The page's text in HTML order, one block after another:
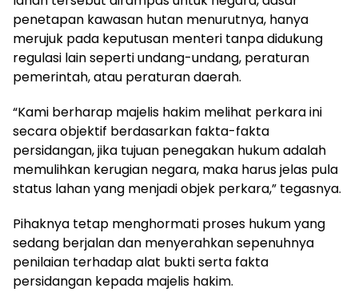
penetapan kawasan hutan menurutnya, hanya
merujuk pada keputusan menteri tanpa didukung
regulasi lain seperti undang-undang, peraturan
pemerintah, atau peraturan daerah.
“Kami berharap majelis hakim melihat perkara ini
secara objektif berdasarkan fakta-fakta
persidangan, jika tujuan penegakan hukum adalah
memulihkan kerugian negara, maka harus jelas pula
status lahan yang menjadi objek perkara,” tegasnya.
Pihaknya tetap menghormati proses hukum yang
sedang berjalan dan menyerahkan sepenuhnya
penilaian terhadap alat bukti serta fakta
persidangan kepada majelis hakim.